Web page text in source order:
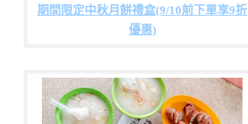
期間限定中秋月餅禮盒(9/10前下單享9折
優惠)